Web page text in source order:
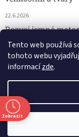
Tento web používá
tohoto webu
informacízde.
29.7. kamenná prodejna
22.6.2026
Rozvoj jemné
18.6.2026
Zobrazit